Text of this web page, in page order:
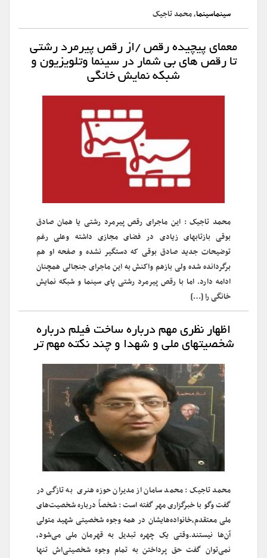
سینماسینما، محمد تاجیک
معمای پیچیده رقص /از رقص پیرمرد رشتی
تا رقص های بی شمار در سینما وتلویزیون و
شبکه نمایش خانگی
محمد تاجیک : این ماجرای رقص پیرمرد رشتی یا همان صادق
بوقی بازتابهای زیادی در فضای مجازی داشته وعلی رغم
توضیحات جدید صادق بوقی که دستگیر نشده و صفحه او هم
برگردانده شده ولی بازهم واکنش به این ماجرای جنجالی همچنان
ادامه دارد. اما با رقص پیرمرد رشتی پای سینما و شبکه نمایش
خانگی را […]
اظهار نظری مهم درباره ساخت فیلم درباره
شخصیتهای ملی و شهدا و چند نکته مهم تر
محمد تاجیک : محمد سامان از مدیران حوزه هنری به تازگی در
گفت وگو با خبرگزاری مهر گفته است : شخصاً درباره شخصیت‌های
ملی معتقدم،خانواده‌هایشان در همه وجوه شخصیتی شهید متولی
آن‌ها نیستند.وقتی یک چهره تبدیل به قهرمان ملی می‌شود،
نمی‌توان گفت حق پرداختن به تمام وجوه شخصیتی‌اش تنها